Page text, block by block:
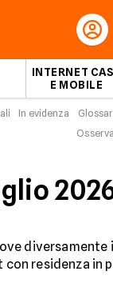
INTERNET
E MOBILE
In evidenza
diversamente
residenza in